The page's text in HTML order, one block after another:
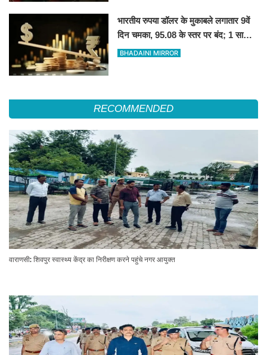
भारतीय रुपया डॉलर के मुकाबले लगातार 9वें
दिन चमका, 95.08 के स्तर पर बंद; 1 साल
की सबसे लंबी तेजी
BHADAINI MIRROR
RECOMMENDED
वाराणसी: शिवपुर स्वास्थ्य केंद्र का निरीक्षण करने पहुंचे नगर आयुक्त